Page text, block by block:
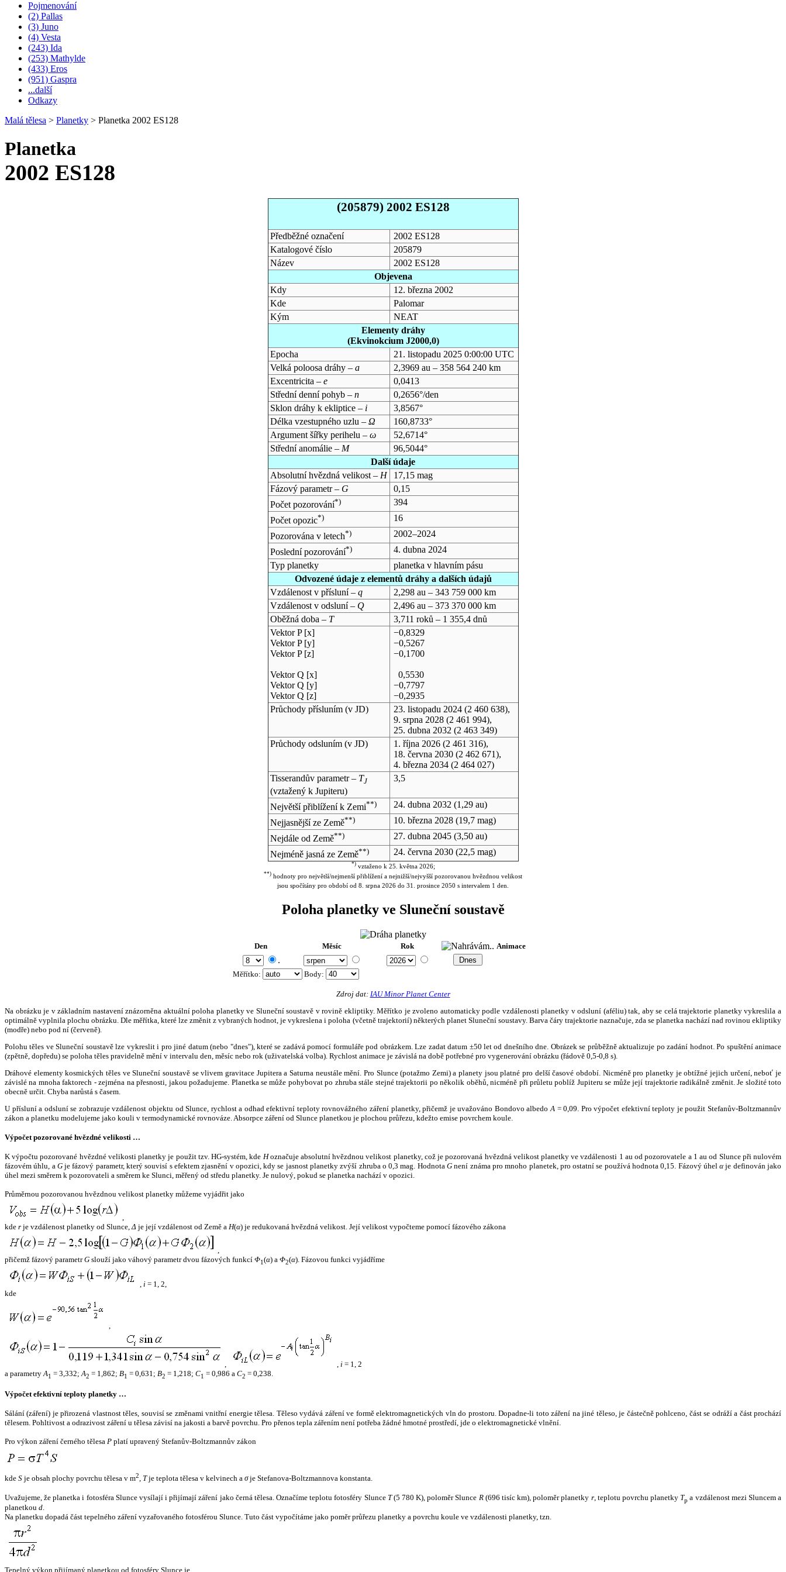
Pojmenování
(2) Pallas
(3) Juno
(4) Vesta
(243) Ida
(253) Mathylde
(433) Eros
(951) Gaspra
...další
Odkazy
Malá tělesa > Planetky > Planetka 2002 ES128
Planetka
2002 ES128
(205879) 2002 ES128
Předběžné označení
2002 ES128
Katalogové číslo
205879
Název
2002 ES128
Objevena
Kdy
12. března 2002
Kde
Palomar
Kým
NEAT
Elementy dráhy
(Ekvinokcium J2000,0)
Epocha
21. listopadu 2025 0:00:00 UTC
Velká poloosa dráhy – a
2,3969 au – 358 564 240 km
Excentricita – e
0,0413
Střední denní pohyb – n
0,2656°/den
Sklon dráhy k ekliptice – i
3,8567°
Délka vzestupného uzlu – Ω
160,8733°
Argument šířky perihelu – ω
52,6714°
Střední anomálie – M
96,5044°
Další údaje
Absolutní hvězdná velikost – H
17,15 mag
Fázový parametr – G
0,15
Počet pozorování*)
394
Počet opozic*)
16
Pozorována v letech*)
2002–2024
Poslední pozorování*)
4. dubna 2024
Typ planetky
planetka v hlavním pásu
Odvozené údaje z elementů dráhy a dalších údajů
Vzdálenost v přísluní – q
2,298 au – 343 759 000 km
Vzdálenost v odsluní – Q
2,496 au – 373 370 000 km
Oběžná doba – T
3,711 roků – 1 355,4 dnů
Vektor P [x]
Vektor P [y]
Vektor P [z]
Vektor Q [x]
Vektor Q [y]
Vektor Q [z]
−0,8329
−0,5267
−0,1700
0,5530
−0,7797
−0,2935
Průchody přísluním (v JD) 23. listopadu 2024(2 460 638),
9. srpna 2028(2 461 994),
25. dubna 2032 (2 463 349)
Průchody odsluním (v JD) 1. října 2026(2 461 316),
18. června 2030(2 462 671),
4. března 2034(2 464 027)
Tisserandův parametr – TJ
(vztažený k Jupiteru)
3,5
Největší přiblížení k Zemi**) 24. dubna 2032 (1,29 au)
Nejjasnější ze Země**) 10. března 2028(19,7 mag)
Nejdále od Země**) 27. dubna 2045(3,50 au)
Nejméně jasná ze Země**) 24. června 2030(22,5 mag)
*)vztaženo k 25. května 2026;
**) hodnoty pro největší/nejmenší přiblížení a nejnižší/nejvyšší pozorovanou hvězdnou velikost
jsou spočítány pro období od 8. srpna 2026 do 31. prosince 2050 s intervalem 1 den.
Poloha planetky ve Sluneční soustavě
Den Měsíc Rok Animace
.
Měřítko: Body:
Zdroj dat: IAU Minor Planet Center
Na obrázku je v základním nastavení znázorněna aktuální poloha planetky ve Sluneční soustavě v rovině ekliptiky. Měřítko je zvoleno automaticky podle vzdálenosti planetky v odsluní (aféliu) tak, aby se celá trajektorie planetky vykreslila a
optimálně vyplnila plochu obrázku. Dle měřítka, které lze změnit z vybraných hodnot, je vykreslena i poloha (včetně trajektorií) některých planet Sluneční soustavy. Barva čáry trajektorie naznačuje, zda se planetka nachází nad rovinou ekliptiky
(modře) nebo pod ní (červeně).
Polohu těles ve Sluneční soustavě lze vykreslit i pro jiné datum (nebo "dnes"), které se zadává pomocí formuláře pod obrázkem. Lze zadat datum ±50 let od dnešního dne. Obrázek se průběžně aktualizuje po zadání hodnot. Po spuštění animace
(zpětně, dopředu) se poloha těles pravidelně mění v intervalu den, měsíc nebo rok (uživatelská volba). Rychlost animace je závislá na době potřebné pro vygenerování obrázku (řádově 0,5-0,8 s).
Dráhové elementy kosmických těles ve Sluneční soustavě se vlivem gravitace Jupitera a Saturna neustále mění. Pro Slunce (potažmo Zemi) a planety jsou platné pro delší časové období. Nicméně pro planetky je obtížné jejich určení, neboť je
závislé na mnoha faktorech - zejména na přesnosti, jakou požadujeme. Planetka se může pohybovat po zhruba stále stejné trajektorii po několik oběhů, nicméně při průletu poblíž Jupiteru se může její trajektorie radikálně změnit. Je složité toto
obecně určit. Chyba narůstá s časem.
U přísluní a odsluní se zobrazuje vzdálenost objektu od Slunce, rychlost a odhad efektivní teploty rovnovážného záření planetky, přičemž je uvažováno Bondovo albedo A = 0,09. Pro výpočet efektivní teploty je použit Stefanův-Boltzmannův
zákon a planetku modelujeme jako kouli v termodynamické rovnováze. Absorpce záření od Slunce planetkou je plochou průřezu, kdežto emise povrchem koule.
Výpočet pozorované hvězdné velikosti …
K výpočtu pozorované hvězdné velikosti planetky je použit tzv. HG-systém, kde Hoznačuje absolutní hvězdnou velikost planetky, což je pozorovaná hvězdná velikost planetky ve vzdálenosti 1 au od pozorovatele a 1 au od Slunce při nulovém
fázovém úhlu, a Gje fázový parametr, který souvisí s efektem zjasnění v opozici, kdy se jasnost planetky zvýší zhruba o 0,3 mag. HodnotaG není známa pro mnoho planetek, pro ostatní se používá hodnota 0,15. Fázový úhelα je definován jako
úhel mezi směrem k pozorovateli a směrem ke Slunci, měřený od středu planetky. Je nulový, pokud se planetka nachází v opozici.
Průměrnou pozorovanou hvězdnou velikost planetky můžeme vyjádřit jako
,
kde r je vzdálenost planetky od Slunce,Δ je její vzdálenost od Země a H(α) je redukovaná hvězdná velikost. Její velikost vypočteme pomocí fázového zákona
,
přičemž fázový parametrG slouží jako váhový parametr dvou fázových funkcí Φ1(α) a Φ2(α). Fázovou funkci vyjádříme
, i = 1, 2,
kde
,
, , i = 1, 2
a parametryA1 = 3,332;A2 = 1,862; B1 = 0,631; B2 = 1,218; C1 = 0,986 a C2 = 0,238.
Výpočet efektivní teploty planetky …
Sálání (záření) je přirozená vlastnost těles, souvisí se změnami vnitřní energie tělesa. Těleso vydává záření ve formě elektromagnetických vln do prostoru. Dopadne-li toto záření na jiné těleso, je částečně pohlceno, část se odráží a část prochází
tělesem. Pohltivost a odrazivost záření u tělesa závisí na jakosti a barvě povrchu. Pro přenos tepla zářením není potřeba žádné hmotné prostředí, jde o elektromagnetické vlnění.
Pro výkon záření černého tělesa P platí upravený Stefanův-Boltzmannův zákon
kde S je obsah plochy povrchu tělesa v m2, Tje teplota tělesa v kelvinech a σje Stefanova-Boltzmannova konstanta.
Uvažujeme, že planetka i fotosféra Slunce vysílají i přijímají záření jako černá tělesa. Označíme teplotu fotosféry Slunce T(5 780 K), poloměr Slunce R(696 tisíc km), poloměr planetky r, teplotu povrchu planetky Tp a vzdálenost mezi Sluncem a
planetkou d.
Na planetku dopadá část tepelného záření vyzařovaného fotosférou Slunce. Tuto část vypočítáme jako poměr průřezu planetky a povrchu koule ve vzdálenosti planetky, tzn.
Tepelný výkon přijímaný planetkou od fotosféry Slunce je